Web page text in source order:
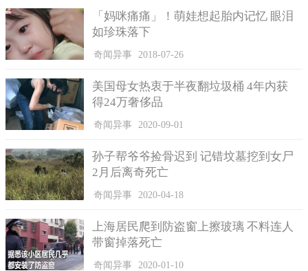
约200米，且该飞行器在经过贵阳上空的时候，应该也受到了天气
变换的影响。
事情发生了20多年，这次的不明飞行物对贵阳当地也造成了
很大的后遗症。例如遭受破坏的地区，磁场变得很强，大部分的
树木生长缓慢，甚至出现几年都不长的现象。
「妈咪痛痛」！萌娃想起胎内记忆 眼泪
如珍珠落下
奇闻异事 2018-07-26
美国母女热衷于半夜翻垃圾桶 4年内获
得24万奢侈品
奇闻异事 2020-09-01
孙子帮爷爷捡骨迟到 记错坟墓挖到女尸
2月后离奇死亡
奇闻异事 2020-04-18
上海居民爬到防盗窗上擦玻璃 不料连人
带窗掉落死亡
奇闻异事 2020-01-10